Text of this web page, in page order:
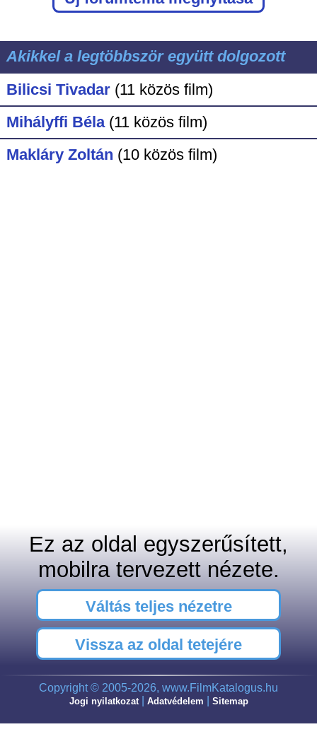
Akikkel a legtöbbször együtt dolgozott
Bilicsi Tivadar (11 közös film)
Mihályffi Béla (11 közös film)
Makláry Zoltán (10 közös film)
Ez az oldal egyszerűsített,
mobilra tervezett nézete.
Váltás teljes nézetre
Vissza az oldal tetejére
Copyright © 2005-2026, www.FilmKatalogus.hu
Jogi nyilatkozat| Adatvédelem Sitemap